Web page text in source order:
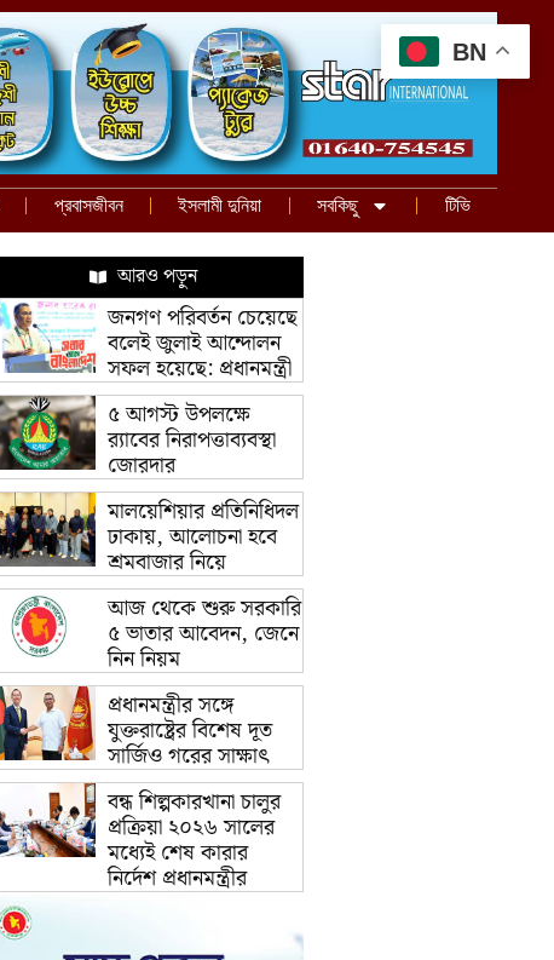
প্রবাসজীবন ইসলামী দুনিয়া সবকিছু টিভি
আরও পড়ুন
জনগণ পরিবর্তন চেয়েছে
বলেই জুলাই আন্দোলন
সফল হয়েছে: প্রধানমন্ত্রী
৫ আগস্ট উপলক্ষে
র‌্যাবের নিরাপত্তাব্যবস্থা
জোরদার
মালয়েশিয়ার প্রতিনিধিদল
ঢাকায়, আলোচনা হবে
শ্রমবাজার নিয়ে
আজ থেকে শুরু সরকারি
৫ ভাতার আবেদন, জেনে
নিন নিয়ম
প্রধানমন্ত্রীর সঙ্গে
যুক্তরাষ্ট্রের বিশেষ দূত
সার্জিও গরের সাক্ষাৎ
বন্ধ শিল্পকারখানা চালুর
প্রক্রিয়া ২০২৬ সালের
মধ্যেই শেষ কারার
নির্দেশ প্রধানমন্ত্রীর
BN